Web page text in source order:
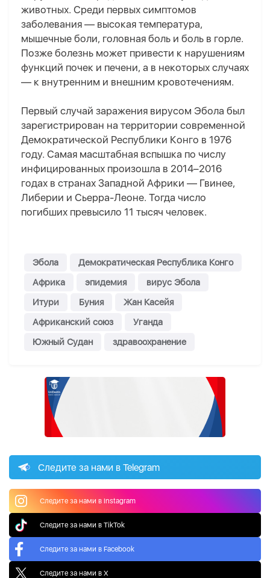
животных. Среди первых симптомов
заболевания — высокая температура,
мышечные боли, головная боль и боль в горле.
Позже болезнь может привести к нарушениям
функций почек и печени, а в некоторых случаях
— к внутренним и внешним кровотечениям.
Первый случай заражения вирусом Эбола был
зарегистрирован на территории современной
Демократической Республики Конго в 1976
году. Самая масштабная вспышка по числу
инфицированных произошла в 2014–2016
годах в странах Западной Африки — Гвинее,
Либерии и Сьерра-Леоне. Тогда число
погибших превысило 11 тысяч человек.
Эбола
Демократическая Республика Конго
Африка
эпидемия
вирус Эбола
Итури
Буния
Жан Касейя
Африканский союз
Уганда
Южный Судан
здравоохранение
Следите за нами в Telegram
Следите за нами в Instagram
Следите за нами в TikTok
Следите за нами в Facebook
Следите за нами в X